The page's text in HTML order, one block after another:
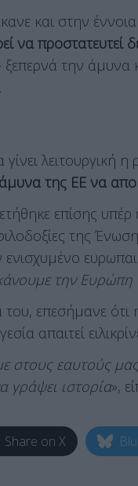
και στην
να προστατευτεί
την άμυνα
της ΕΕ να
επίσης
της
την Ευρώπη
του, επεσήμανε
απαιτεί
στους εαυτούς
γράψει ιστορία»,
Share on X